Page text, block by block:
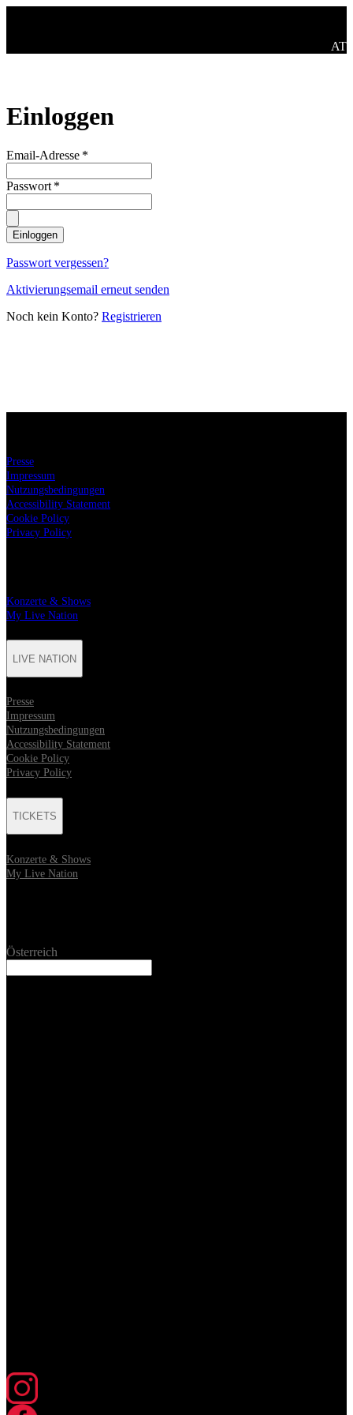
AT
Einloggen
Email-Adresse *
Passwort *
Einloggen
Passwort vergessen?
Aktivierungsemail erneut senden
Noch kein Konto? Registrieren
Presse
Impressum
Nutzungsbedingungen
Accessibility Statement
Cookie Policy
Privacy Policy
Konzerte & Shows
My Live Nation
LIVE NATION
Presse
Impressum
Nutzungsbedingungen
Accessibility Statement
Cookie Policy
Privacy Policy
TICKETS
Konzerte & Shows
My Live Nation
Österreich